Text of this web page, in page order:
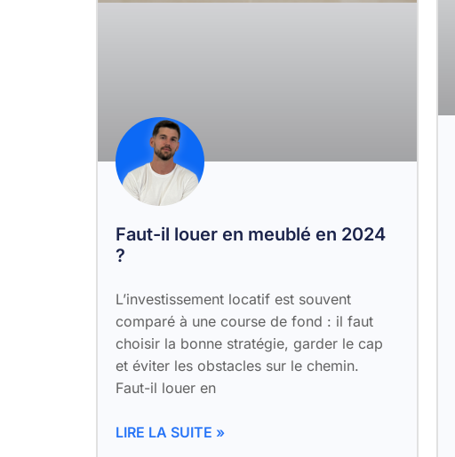
Faut-il louer en meublé en 2024
?
L’investissement locatif est souvent
comparé à une course de fond : il faut
choisir la bonne stratégie, garder le cap
et éviter les obstacles sur le chemin.
Faut-il louer en
LIRE LA SUITE »